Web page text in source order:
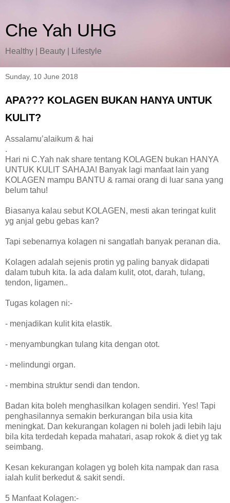
Che Yah UHG
Healthy | Beauty | Lifestyle
Sunday, 10 June 2018
APA??? KOLAGEN BUKAN HANYA UNTUK
KULIT?
Assalamu’alaikum & hai
.
Hari ni C.Yah nak share tentang KOLAGEN bukan HANYA
UNTUK KULIT SAHAJA! Banyak lagi manfaat lain yang
KOLAGEN mampu BANTU & ramai orang di luar sana yang
belum tahu!
Biasanya kalau sebut KOLAGEN, mesti akan teringat kulit
yg anjal gebu gebas kan?
Tapi sebenarnya kolagen ni sangatlah banyak peranan dia.
Kolagen adalah sejenis protin yg paling banyak didapati
dalam tubuh kita. Ia ada dalam kulit, otot, darah, tulang,
tendon, ligamen..
Tugas kolagen ni:-
- menjadikan kulit kita elastik.
- menyambungkan tulang kita dengan otot.
- melindungi organ.
- membina struktur sendi dan tendon.
Badan kita boleh menghasilkan kolagen sendiri. Yes! Tapi
penghasilannya semakin berkurangan bila usia kita
meningkat. Dan kekurangan kolagen ni boleh jadi lebih laju
bila kita terdedah kepada mahatari, asap rokok & diet yg tak
seimbang.
Kesan kekurangan kolagen yg boleh kita nampak dan rasa
ialah kulit berkedut & sakit sendi.
5 Manfaat Kolagen:-